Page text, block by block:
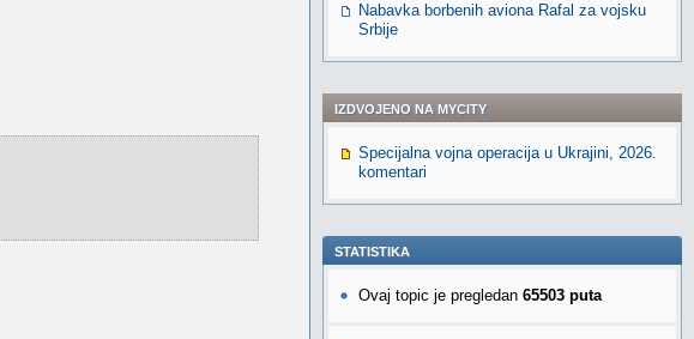
Nabavka borbenih aviona Rafal za vojsku
Srbije
IZDVOJENO NA MYCITY
Specijalna vojna operacija u Ukrajini, 2026.
komentari
STATISTIKA
Ovaj topic je pregledan 65503 puta